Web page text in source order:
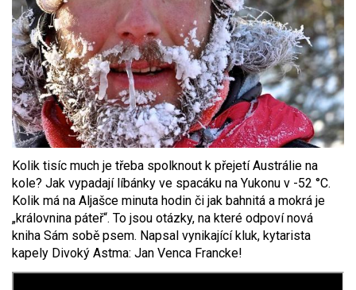
Kolik tisíc much je třeba spolknout k přejetí Austrálie na
kole? Jak vypadají líbánky ve spacáku na Yukonu v -52 °C.
Kolik má na Aljašce minuta hodin či jak bahnitá a mokrá je
„královnina páteř“. To jsou otázky, na které odpoví nová
kniha Sám sobě psem. Napsal vynikající kluk, kytarista
kapely Divoký Astma: Jan Venca Francke!